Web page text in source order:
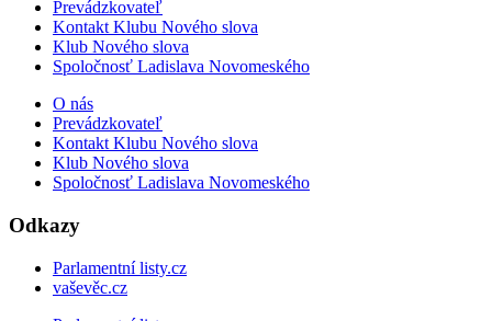
Prevádzkovateľ
Kontakt Klubu Nového slova
Klub Nového slova
Spoločnosť Ladislava Novomeského
O nás
Prevádzkovateľ
Kontakt Klubu Nového slova
Klub Nového slova
Spoločnosť Ladislava Novomeského
Odkazy
Parlamentní listy.cz
vaševěc.cz